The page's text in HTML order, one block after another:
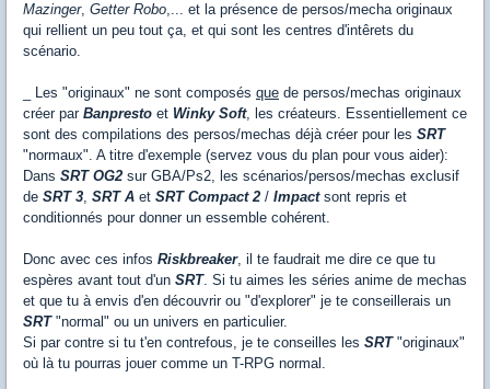
Mazinger, Getter Robo,... et la présence de persos/mecha originaux
qui rellient un peu tout ça, et qui sont les centres d'intêrets du
scénario.
_ Les "originaux" ne sont composés que de persos/mechas originaux
créer par Banpresto et Winky Soft, les créateurs. Essentiellement ce
sont des compilations des persos/mechas déjà créer pour les SRT
"normaux". A titre d'exemple (servez vous du plan pour vous aider):
Dans SRT OG2 sur GBA/Ps2, les scénarios/persos/mechas exclusif
de SRT 3, SRT A et SRT Compact 2 / Impact sont repris et
conditionnés pour donner un essemble cohérent.
Donc avec ces infos Riskbreaker, il te faudrait me dire ce que tu
espères avant tout d'un SRT. Si tu aimes les séries anime de mechas
et que tu à envis d'en découvrir ou "d'explorer" je te conseillerais un
SRT"normal" ou un univers en particulier.
Si par contre si tu t'en contrefous, je te conseilles les SRT"originaux"
où là tu pourras jouer comme un T-RPG normal.